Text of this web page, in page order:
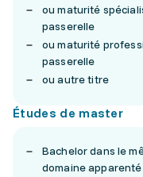
ou maturité
passerelle
ou maturité
passerelle
ou autre titre
Études de master
Bachelor dans le
domaine apparenté